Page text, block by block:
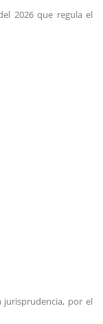
2026 que regula el
jurisprudencia, por el